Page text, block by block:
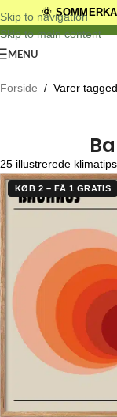
🌞
Skip to navigation
Skip to main content
MENU
Forside / Varer
25 illustrerede
KØB 2 – FÅ 1 GRATIS